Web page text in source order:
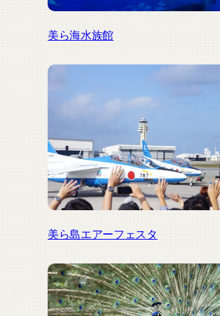
美ら海水族館
美ら島エアーフェスタ